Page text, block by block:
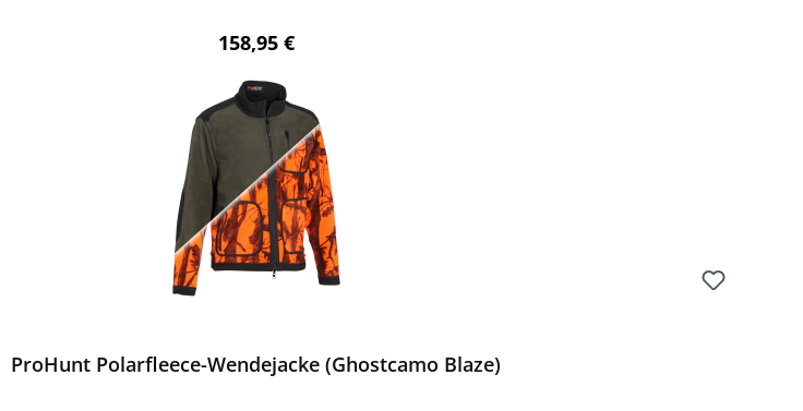
Regulärer Preis:
158,95 €
ProHunt Polarfleece-Wendejacke (Ghostcamo Blaze)